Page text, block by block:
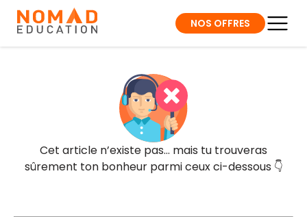
NOS OFFRES
Cet article n’existe pas… mais tu trouveras
sûrement ton bonheur parmi ceux ci-dessous 👇